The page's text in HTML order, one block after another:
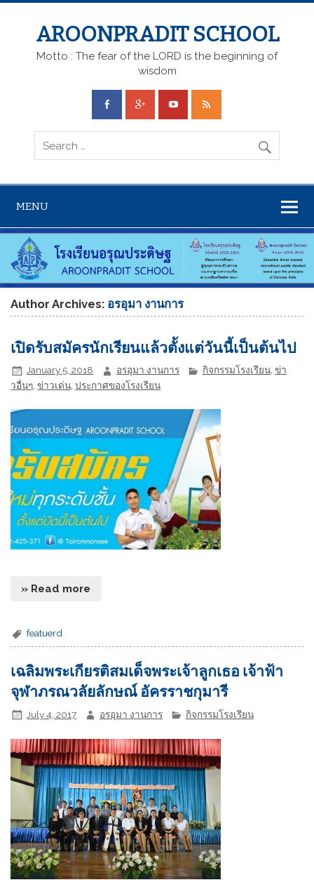
AROONPRADIT SCHOOL
Motto : The fear of the LORD is the beginning of
wisdom
MENU
Author Archives: อรอุมา งานการ
เปิดรับสมัครนักเรียนแล้วตั้งแต่วันนี้เป็นต้นไป
January 5, 2018 อรอุมา งานการ กิจกรรมโรงเรียน, ข่า
วอื่นๆ ,ข่าวเด่น ,ประกาศของโรงเรียน
» Read more
featuerd
เฉลิมพระเกียรติสมเด็จพระเจ้าลูกเธอ เจ้าฟ้า
จุฬาภรณวลัยลักษณ์ อัครราชกุมารี
July 4, 2017 อรอุมา งานการ กิจกรรมโรงเรียน